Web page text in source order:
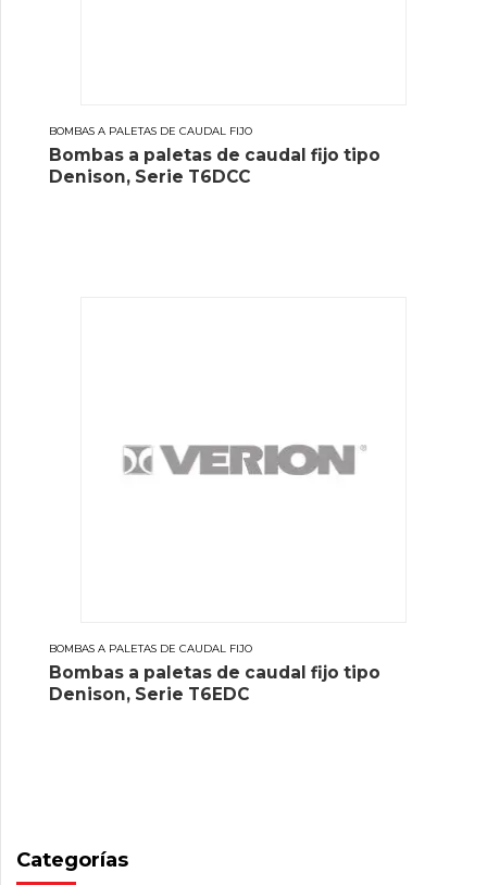
BOMBAS A PALETAS DE CAUDAL FIJO
Bombas a paletas de caudal fijo tipo
Denison, Serie T6DCC
BOMBAS A PALETAS DE CAUDAL FIJO
Bombas a paletas de caudal fijo tipo
Denison, Serie T6EDC
Categorías